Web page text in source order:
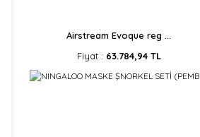
Airstream Evoque reg ...
Fiyat : 63.784,94 TL